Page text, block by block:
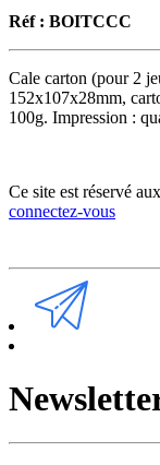
Réf : BOITCCC
Cale carton (pour 2
152x107x28mm,
100g. Impression :
Ce site est réservé
connectez-vous